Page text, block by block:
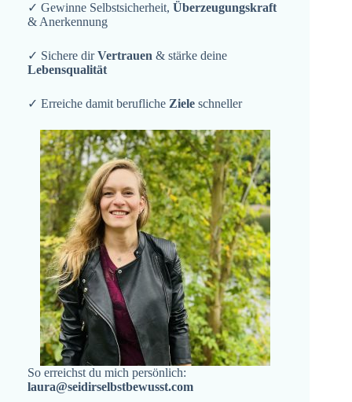
✓ Gewinne Selbstsicherheit, Überzeugungskraft
& Anerkennung
✓ Sichere dirVertrauen & stärke deine
Lebensqualität
✓ Erreiche damit berufliche Ziele schneller
So erreichst du mich persönlich:
laura@seidirselbstbewusst.com